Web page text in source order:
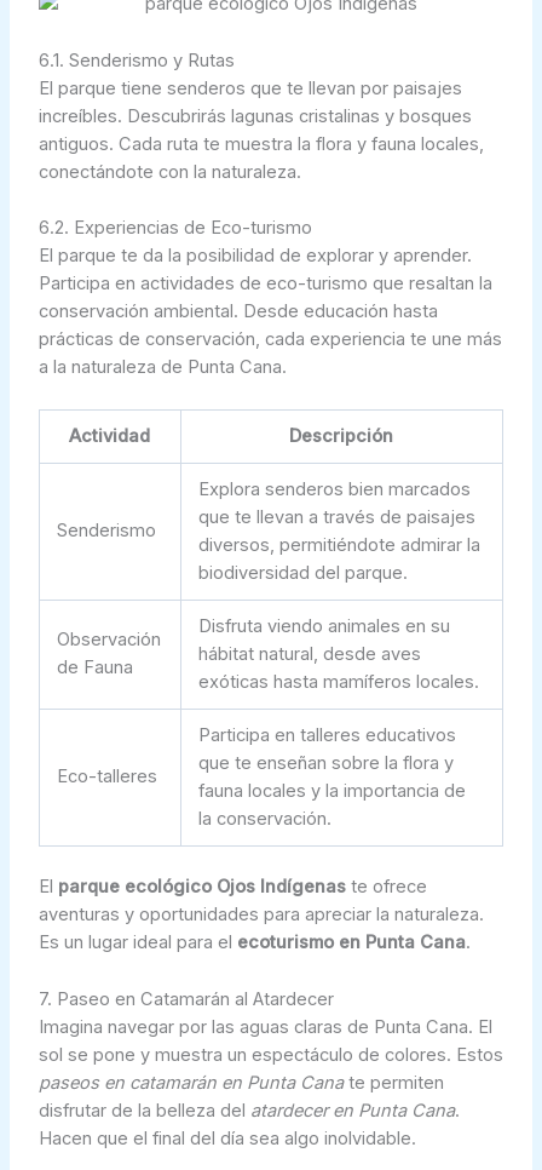
6.1. Senderismo y Rutas
El parque tiene senderos que te llevan por paisajes
increíbles. Descubrirás lagunas cristalinas y bosques
antiguos. Cada ruta te muestra la flora y fauna locales,
conectándote con la naturaleza.
6.2. Experiencias de Eco-turismo
El parque te da la posibilidad de explorar y aprender.
Participa en actividades de eco-turismo que resaltan la
conservación ambiental. Desde educación hasta
prácticas de conservación, cada experiencia te une más
a la naturaleza de Punta Cana.
Actividad Descripción
Senderismo
Explora senderos bien marcados
que te llevan a través de paisajes
diversos, permitiéndote admirar la
biodiversidad del parque.
Observación
de Fauna
Disfruta viendo animales en su
hábitat natural, desde aves
exóticas hasta mamíferos locales.
Eco-talleres
Participa en talleres educativos
que te enseñan sobre la flora y
fauna locales y la importancia de
la conservación.
El parque ecológico Ojos Indígenaste ofrece
aventuras y oportunidades para apreciar la naturaleza.
Es un lugar ideal para el ecoturismo en Punta Cana.
7. Paseo en Catamarán al Atardecer
Imagina navegar por las aguas claras de Punta Cana. El
sol se pone y muestra un espectáculo de colores. Estos
paseos en catamarán en Punta Canate permiten
disfrutar de la belleza del atardecer en Punta Cana.
Hacen que el final del día sea algo inolvidable.